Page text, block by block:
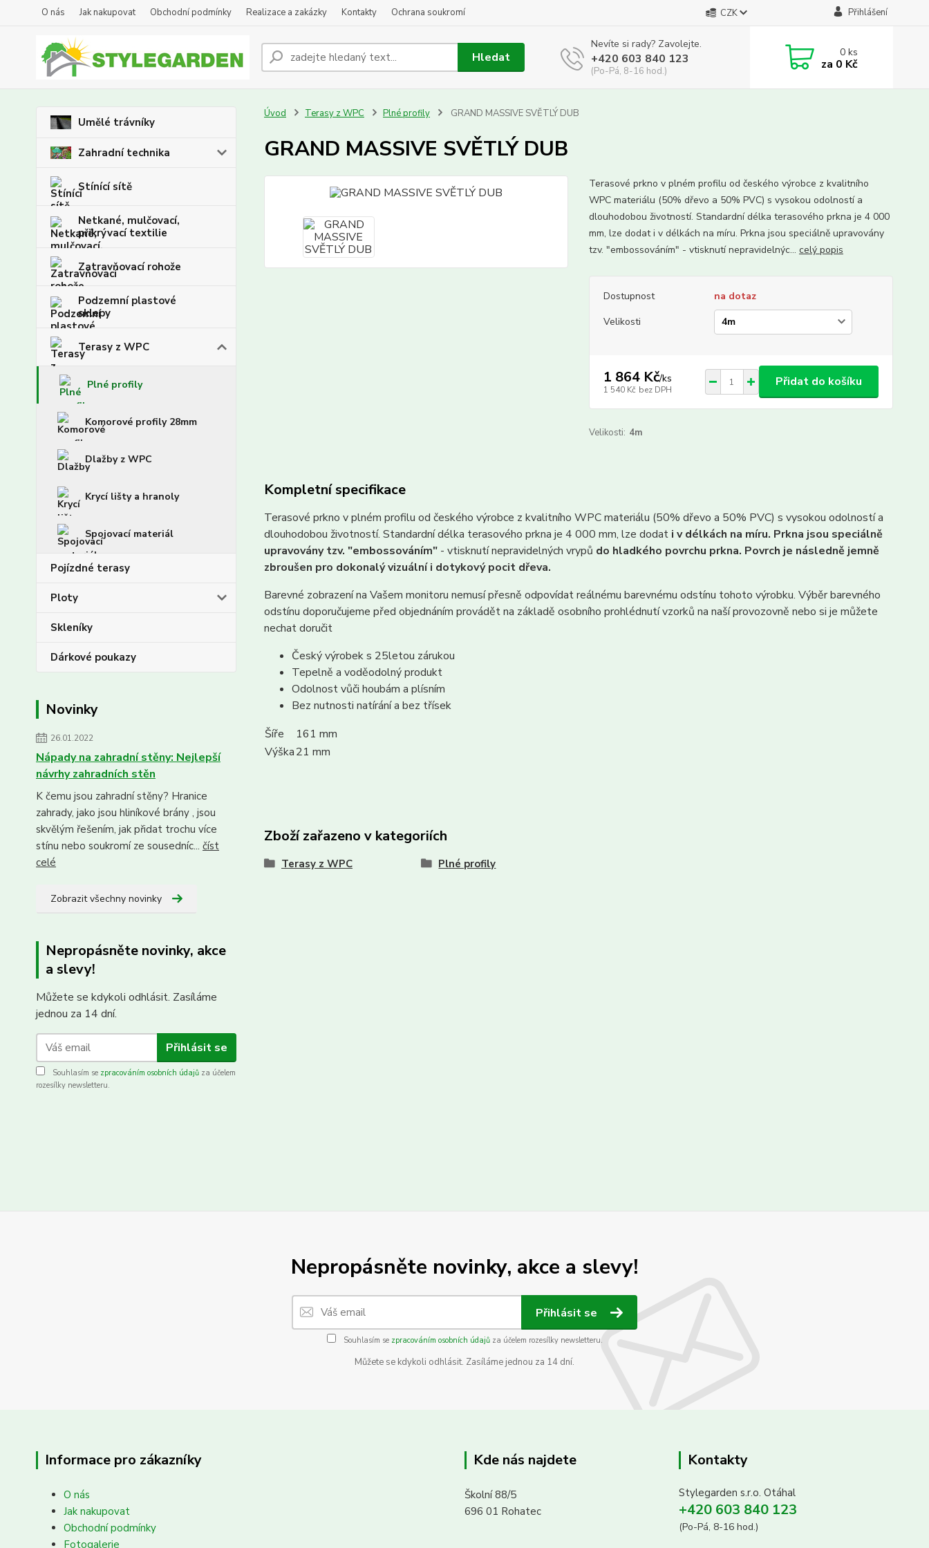
O nás Jak nakupovat Obchodní podmínky Realizace a zakázky Kontakty Ochrana soukromí CZK Přihlášení
Hledat
Nevíte si rady? Zavolejte.
+420 603 840 123
(Po-Pá, 8-16 hod.)
0ks
za 0 Kč
Umělé trávníky
Zahradní technika
Stínící sítě
Netkané, mulčovací,
přikrývací textilie
Zatravňovací rohože
Podzemní plastové
sklepy
Terasy z WPC
Plné profily
Komorové profily 28mm
Dlažby z WPC
Krycí lišty a hranoly
Spojovací materiál
Pojízdné terasy
Ploty
Skleníky
Dárkové poukazy
Novinky
26.01.2022
Nápady na zahradní stěny: Nejlepší
návrhy zahradních stěn
K čemu jsou zahradní stěny? Hranice
zahrady, jako jsou hliníkové brány , jsou
skvělým řešením, jak přidat trochu více
stínu nebo soukromí ze sousedníc... číst
celé
Zobrazit všechny novinky
Nepropásněte novinky, akce
a slevy!
Můžete se kdykoli odhlásit. Zasíláme
jednou za 14 dní.
Přihlásit se
Souhlasím se zpracováním osobních údajů za účelem
rozesílky newsletteru.
Úvod Terasy z WPC Plné profily GRAND MASSIVE SVĚTLÝ DUB
GRAND MASSIVE SVĚTLÝ DUB
Terasové prkno v plném profilu od českého výrobce z kvalitního
WPC materiálu (50% dřevo a 50% PVC) s vysokou odolností a
dlouhodobou životností. Standardní délka terasového prkna je 4 000
mm, lze dodat i v délkách na míru. Prkna jsou speciálně upravovány
tzv. "embossováním" - vtisknutí nepravidelnýc... celý popis
Dostupnost
na dotaz
Velikosti
1 864 Kč/ks
1 540 Kč bez DPH
Přidat do košíku
Velikosti: 4m
Kompletní specifikace
Terasové prkno v plném profilu od českého výrobce z kvalitního WPC materiálu (50% dřevo a 50% PVC) s vysokou odolností a
dlouhodobou životností. Standardní délka terasového prkna je 4 000 mm, lze dodat i v délkách na míru. Prkna jsou speciálně
upravovány tzv. "embossováním"- vtisknutí nepravidelných vrypů do hladkého povrchu prkna. Povrch je následně jemně
zbroušen pro dokonalý vizuální i dotykový pocit dřeva.
Barevné zobrazení na Vašem monitoru nemusí přesně odpovídat reálnému barevnému odstínu tohoto výrobku. Výběr barevného
odstínu doporučujeme před objednáním provádět na základě osobního prohlédnutí vzorků na naší provozovně nebo si je můžete
nechat doručit
Český výrobek s 25letou zárukou
Tepelně a voděodolný produkt
Odolnost vůči houbám a plísním
Bez nutnosti natírání a bez třísek
Šíře
161 mm
Výška21 mm
Zboží zařazeno v kategoriích
Terasy z WPC Plné profily
Nepropásněte novinky, akce a slevy!
Přihlásit se
Souhlasím se zpracováním osobních údajůza účelem rozesílky newsletteru.
Můžete se kdykoli odhlásit. Zasíláme jednou za 14 dní.
Informace pro zákazníky
O nás
Jak nakupovat
Obchodní podmínky
Fotogalerie
Kde nás najdete
Školní 88/5
696 01 Rohatec
Kontakty
Stylegarden s.r.o. Otáhal
+420 603 840 123
(Po-Pá, 8-16 hod.)